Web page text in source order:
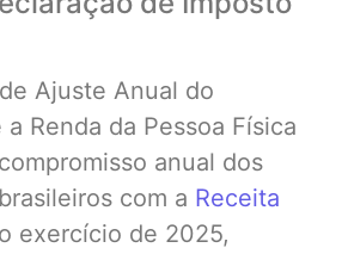
Ajuste Anual do
Renda da Pessoa Física
anual dos
com a Receita
exercício de 2025,